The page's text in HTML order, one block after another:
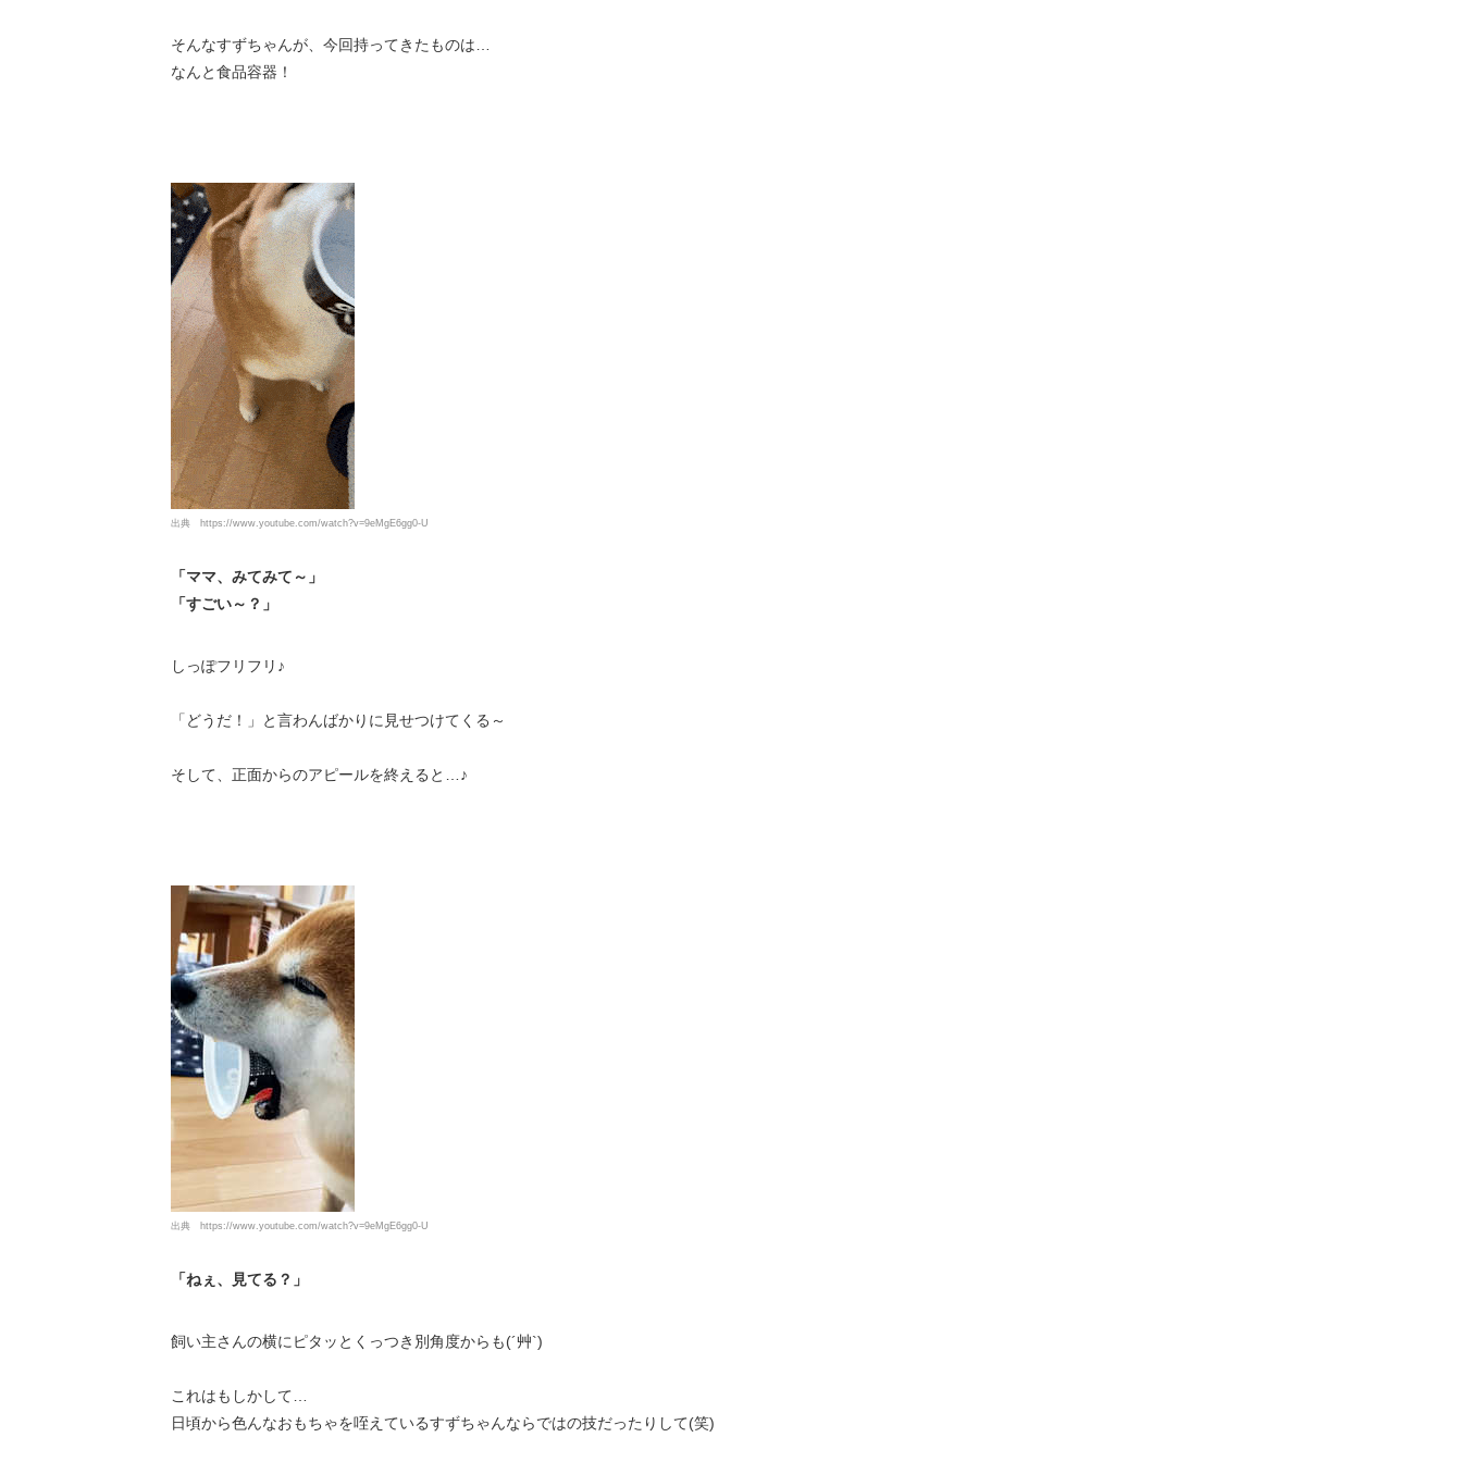
そんなすずちゃんが、今回持ってきたものは…
なんと食品容器！
出典 https://www.youtube.com/watch?v=9eMgE6gg0-U
「ママ、みてみて～」
「すごい～？」
しっぽフリフリ♪
「どうだ！」と言わんばかりに見せつけてくる～
そして、正面からのアピールを終えると…♪
出典 https://www.youtube.com/watch?v=9eMgE6gg0-U
「ねぇ、見てる？」
飼い主さんの横にピタッとくっつき別角度からも(´艸`)
これはもしかして…
日頃から色んなおもちゃを咥えているすずちゃんならではの技だったりして(笑)